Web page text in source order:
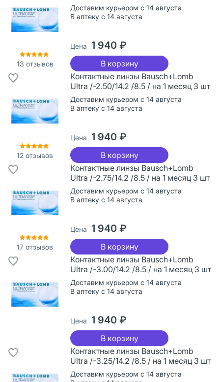
13 отзывов
Доставим курьером с 14 августа
В аптеку с 14 августа
Цена 1 940 ₽
В корзину
12 отзывов
Контактные линзы Bausch+Lomb
Ultra /-2.50/14.2 /8.5 / на 1 месяц 3 шт
Доставим курьером с 14 августа
В аптеку с 14 августа
Цена 1 940 ₽
В корзину
17 отзывов
Контактные линзы Bausch+Lomb
Ultra /-2.75/14.2 /8.5 / на 1 месяц 3 шт
Доставим курьером с 14 августа
В аптеку с 14 августа
Цена 1 940 ₽
В корзину
Контактные линзы Bausch+Lomb
Ultra /-3.00/14.2 /8.5 / на 1 месяц 3 шт
Доставим курьером с 14 августа
В аптеку с 14 августа
Цена 1 940 ₽
В корзину
Контактные линзы Bausch+Lomb
Ultra /-3.25/14.2 /8.5 / на 1 месяц 3 шт
Доставим курьером с 14 августа